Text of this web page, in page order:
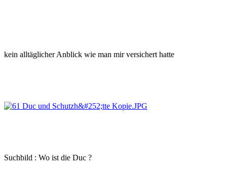
kein alltäglicher Anblick wie man mir versichert hatte
Suchbild : Wo ist die Duc ?